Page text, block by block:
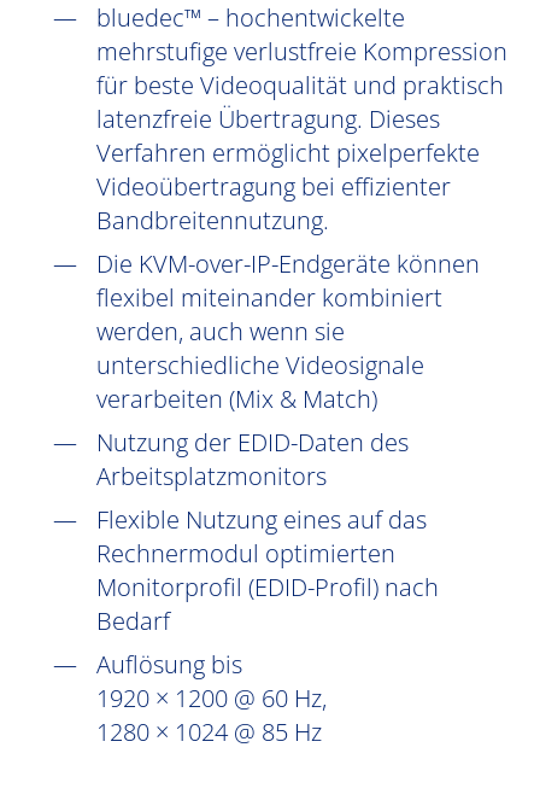
bluedec™ – hochentwickelte
mehrstufige verlustfreie Kompression
für beste Videoqualität und praktisch
latenzfreie Übertragung. Dieses
Verfahren ermöglicht pixelperfekte
Videoübertragung bei effizienter
Bandbreitennutzung.
Die KVM-over-IP-Endgeräte können
flexibel miteinander kombiniert
werden, auch wenn sie
unterschiedliche Videosignale
verarbeiten (Mix & Match)
Nutzung der EDID-Daten des
Arbeitsplatzmonitors
Flexible Nutzung eines auf das
Rechnermodul optimierten
Monitorprofil (EDID-Profil) nach
Bedarf
Auflösung bis
1920 × 1200 @ 60 Hz,
1280 × 1024 @ 85 Hz